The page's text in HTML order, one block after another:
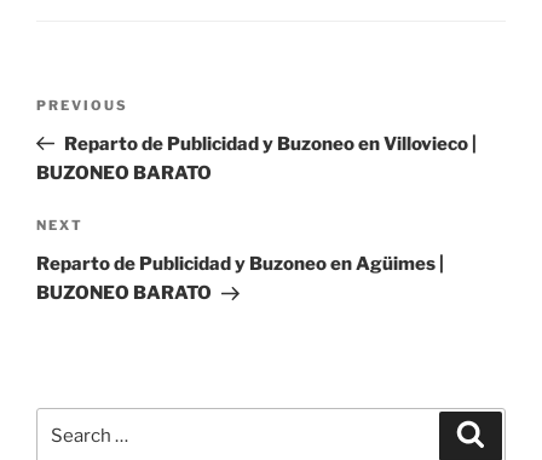
Previous
Post
PREVIOUS
Reparto de Publicidad y Buzoneo en Villovieco |
BUZONEO BARATO
Next
Post
NEXT
Reparto de Publicidad y Buzoneo en Agüimes |
BUZONEO BARATO